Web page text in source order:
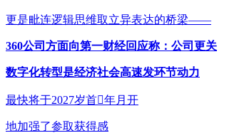
更是毗连逻辑思维取立异表达的桥梁——
360公司方面向第一财经回应称：公司更关
数字化转型是经济社会高速发环节动力
最快将于2027岁首年月开
地加强了参取获得感